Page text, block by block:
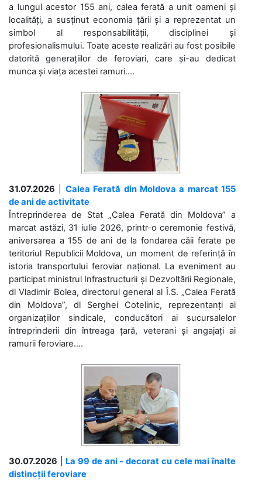
a lungul acestor 155 ani, calea ferată a unit oameni și
localități, a susținut economia țării și a reprezentat un
simbol al responsabilității, disciplinei și
profesionalismului. Toate aceste realizări au fost posibile
datorită generațiilor de feroviari, care și-au dedicat
munca și viața acestei ramuri....
31.07.2026
Calea Ferată din Moldova a marcat 155
de ani de activitate
Întreprinderea de Stat „Calea Ferată din Moldova” a
marcat astăzi, 31 iulie 2026, printr-o ceremonie festivă,
aniversarea a 155 de ani de la fondarea căii ferate pe
teritoriul Republicii Moldova, un moment de referință în
istoria transportului feroviar național. La eveniment au
participat ministrul Infrastructurii și Dezvoltării Regionale,
dl Vladimir Bolea, directorul general al Î.S. „Calea Ferată
din Moldova”, dl Serghei Cotelinic, reprezentanți ai
organizațiilor sindicale, conducători ai sucursalelor
întreprinderii din întreaga țară, veterani și angajați ai
ramurii feroviare....
30.07.2026
La 99 de ani - decorat cu cele mai înalte
distincții feroviare